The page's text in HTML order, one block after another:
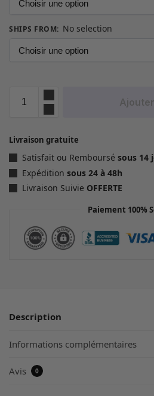
SHIPS FROM: No selection
Livraison gratuite
Satisfait ou Remboursé sous 14
Expédition sous 24 à 48h
Livraison Suivie OFFERTE
Paiement 100%
Description
Informations complémentaires
Avis 0